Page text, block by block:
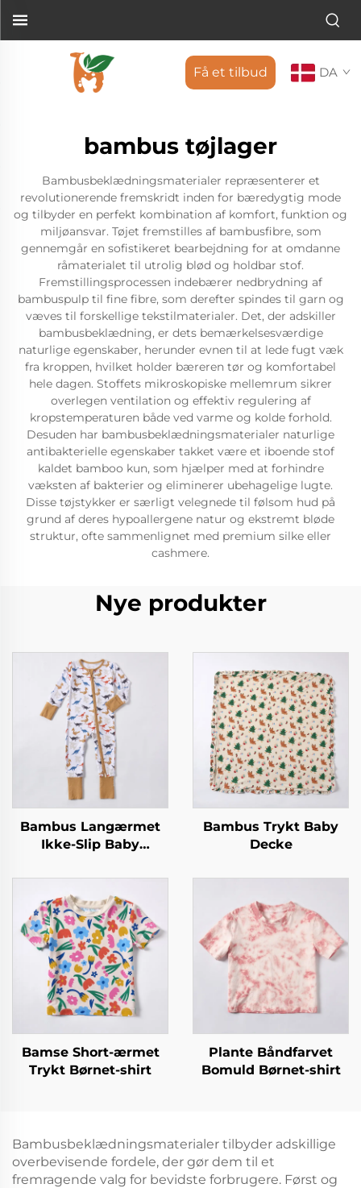
Få et tilbud DA
bambus tøjlager
Bambusbeklædningsmaterialer repræsenterer et
revolutionerende fremskridt inden for bæredygtig mode
og tilbyder en perfekt kombination af komfort, funktion og
miljøansvar. Tøjet fremstilles af bambusfibre, som
gennemgår en sofistikeret bearbejdning for at omdanne
råmaterialet til utrolig blød og holdbar stof.
Fremstillingsprocessen indebærer nedbrydning af
bambuspulp til fine fibre, som derefter spindes til garn og
væves til forskellige tekstilmaterialer. Det, der adskiller
bambusbeklædning, er dets bemærkelsesværdige
naturlige egenskaber, herunder evnen til at lede fugt væk
fra kroppen, hvilket holder bæreren tør og komfortabel
hele dagen. Stoffets mikroskopiske mellemrum sikrer
overlegen ventilation og effektiv regulering af
kropstemperaturen både ved varme og kolde forhold.
Desuden har bambusbeklædningsmaterialer naturlige
antibakterielle egenskaber takket være et iboende stof
kaldet bamboo kun, som hjælper med at forhindre
væksten af bakterier og eliminerer ubehagelige lugte.
Disse tøjstykker er særligt velegnede til følsom hud på
grund af deres hypoallergene natur og ekstremt bløde
struktur, ofte sammenlignet med premium silke eller
cashmere.
Nye produkter
Bambus Langærmet
Ikke-Slip Baby
Bambus Trykt Baby
Decke
Bamse Short-ærmet
Trykt Børnet-shirt
Plante Båndfarvet
Bomuld Børnet-shirt
Bambusbeklædningsmaterialer tilbyder adskillige
overbevisende fordele, der gør dem til et
fremragende valg for bevidste forbrugere. Først og